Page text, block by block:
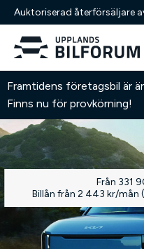
Auktoriserad återförsäljare
Framtidens företagsbil är
Finns nu för provkörning!
Hem Kia-modeller EV2
Från 331
Billån från 2 443 kr/mån